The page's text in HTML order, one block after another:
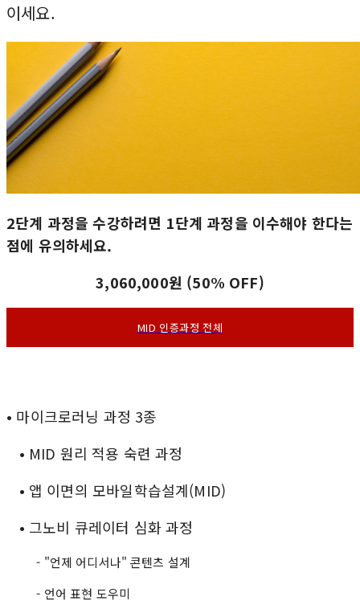
이세요.
2단계 과정을 수강하려면 1단계 과정을 이수해야 한다는
점에 유의하세요.
3,060,000원 (50% OFF)
MID 인증과정 전체
• 마이크로러닝 과정 3종
• MID 원리 적용 숙련 과정
• 앱 이면의 모바일학습설계(MID)
• 그노비 큐레이터 심화 과정
- "언제 어디서나" 콘텐츠 설계
- 언어 표현 도우미